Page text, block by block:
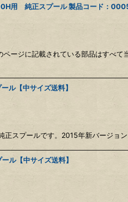
用 純正スプール 製品コード：
ージに記載されている部品はすべ
ル【中サイズ送料】
スプールです。2015年新バージョ
ル【中サイズ送料】